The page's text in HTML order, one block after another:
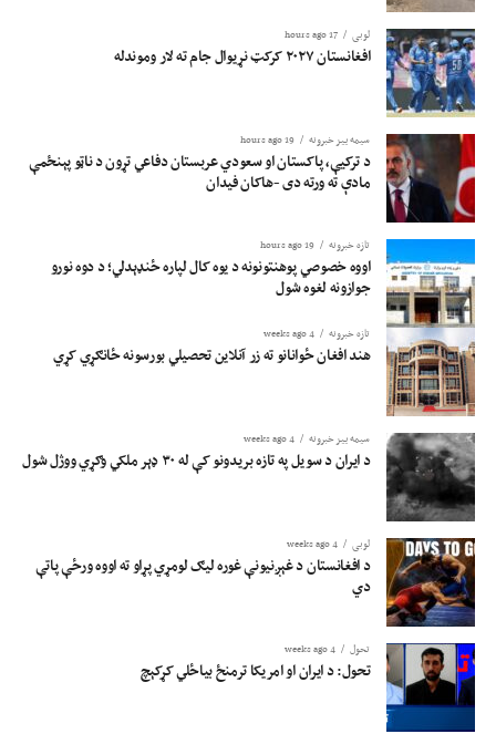
لوبی 17 hours ago
افغانستان ۲۰۲۷ کرکټ نړیوال جام ته لار وموندله
سیمه ییز خبرونه 19 hours ago
د ترکیې، پاکستان او سعودي عربستان دفاعي تړون د ناټو پېنځمې
مادې ته ورته دی -هاکان فیدان
تازه خبرونه 19 hours ago
اووه خصوصي پوهنتونونه د یوه کال لپاره ځنډېدلي؛ د دوه نورو
جوازونه لغوه شول
تازه خبرونه 4 weeks ago
هند افغان ځوانانو ته زر آنلاین تحصیلي بورسونه ځانګړي کړي
سیمه ییز خبرونه 4 weeks ago
د ایران د سویل په تازه بریدونو کې له ۳۰ ډېر ملکي وګړي ووژل شول
لوبی 4 weeks ago
د افغانستان د غېږنیونې غوره لیګ لومړي پړاو ته اووه ورځې پاتې
دي
تحول 4 weeks ago
تحول: د ایران او امریکا ترمنځ بیاځلي کړکېچ